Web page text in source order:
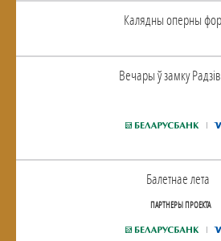
Калядны оперны
Вечары ў замку
Балетнае лета
ПАРТНЕРЫ ПРОЕКТА